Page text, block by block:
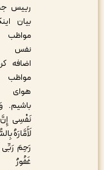
رییس جمهور با
بیان اینکه باید
مواظب هوای
نفس باشیم،
اضافه کرد: باید
مواظب باشیم
هوای نفس
باشیم. وَمَا أُبَرِّئُ
نَفْسِی إِنَّ النَّفْسَ
لَأَمَّارَهٌ بِالسُّوءِ إِلَّا مَا
رَحِمَ رَبِّی ۚإِنَّ رَبِّی
غَفُورٌ رَحِیم